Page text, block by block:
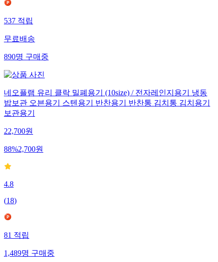
537적립
무료배송
890명구매중
네오플램 유리 클락 밀폐용기 (10size) / 전자레인지용기 냉동
밥보관 오븐용기 스텐용기 반찬용기 반찬통 김치통 김치용기
보관용기
22,700원
88%2,700원
4.8
(18)
81적립
1,489명구매중